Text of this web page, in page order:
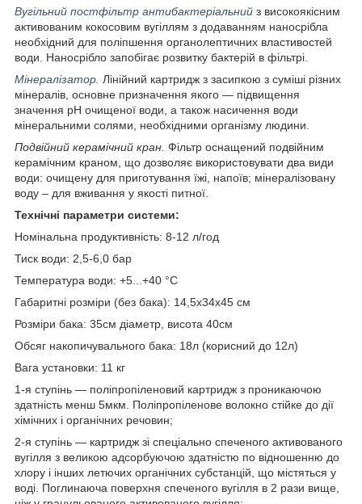
Вугільний постфільтр антибактеріальний з високоякісним
активованим кокосовим вугіллям з додаванням наносрібла
необхідний для поліпшення органолептичних властивостей
води. Наносрібло запобігає розвитку бактерій в фільтрі.
Мінералізатор. Лінійний картридж з засипкою з суміші різних
мінералів, основне призначення якого — підвищення
значення рН очищеної води, а також насичення води
мінеральними солями, необхідними організму людини.
Подвійний керамічний кран. Фільтр оснащений подвійним
керамічним краном, що дозволяє використовувати два види
води: очищену для приготування їжі, напоїв; мінералізовану
воду – для вживання у якості питної.
Технічні параметри системи:
Номінальна продуктивність: 8-12 л/год
Тиск води: 2,5-6,0 бар
Температура води: +5...+40 °С
Габаритні розміри (без бака): 14,5х34х45 см
Розміри бака: 35см діаметр, висота 40см
Обсяг накопичувального бака: 18л (корисний до 12л)
Вага установки: 11 кг
1-я ступінь — поліпропіленовий картридж з проникаючою
здатність менш 5мкм. Поліпропіленове волокно стійке до дії
хімічних і органічних речовин;
2-я ступінь — картридж зі спеціально спеченого активованого
вугілля з великою адсорбуючою здатністю по відношенню до
хлору і інших летючих органічних субстанцій, що містяться у
воді. Поглинаюча поверхня спеченого вугілля в 2 рази вище,